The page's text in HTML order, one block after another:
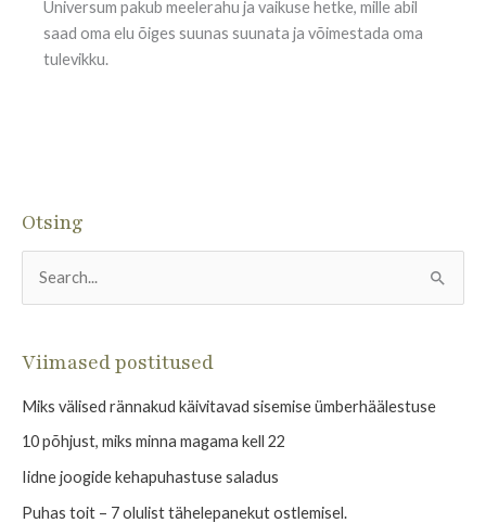
Otsing
c
h
f
o
Viimased postitused
Miks välised rännakud käivitavad sisemise ümberhäälestuse
10 põhjust, miks minna magama kell 22
Iidne joogide kehapuhastuse saladus
Puhas toit – 7 olulist tähelepanekut ostlemisel.
Universum pakub meelerahu ja vaikuse hetke, mille abil
saad oma elu õiges suunas suunata ja võimestada oma
tulevikku.